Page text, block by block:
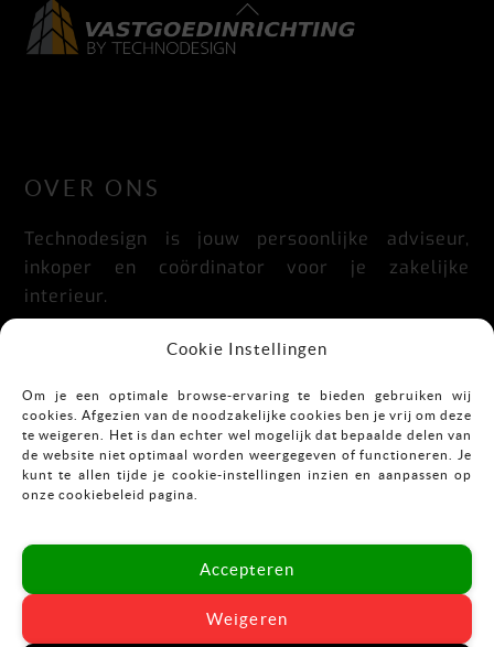
Cookie Instellingen
Om je een optimale browse-ervaring te bieden gebruiken wij
cookies. Afgezien van de noodzakelijke cookies ben je vrij om deze
te weigeren. Het is dan echter wel mogelijk dat bepaalde delen van
de website niet optimaal worden weergegeven of functioneren. Je
kunt te allen tijde je cookie-instellingen inzien en aanpassen op
onze cookiebeleid pagina.
Accepteren
Weigeren
To
OVER ONS
Technodesign is jouw persoonlijke adviseur,
inkoper en coördinator voor je zakelijke
interieur.
Praktisch, doordacht, stijlvol en flexibel.
CONTACT
Mekkelholtsweg 7
E:info@vastgoedinrichting.nl